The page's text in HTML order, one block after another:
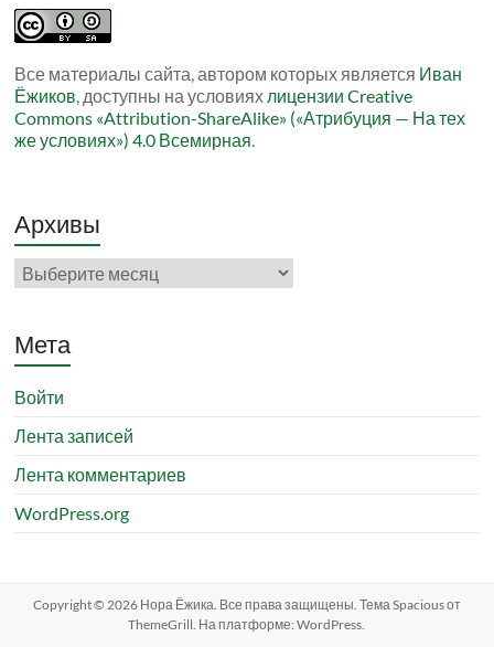
Все материалы сайта, автором которых является Иван
Ёжиков, доступны на условиях лицензии Creative
Commons «Attribution-ShareAlike» («Атрибуция — На тех
же условиях») 4.0 Всемирная.
Архивы
Архивы
Мета
Войти
Лента записей
Лента комментариев
WordPress.org
Copyright © 2026 Нора Ёжика. Все права защищены. ТемаSpaciousот
ThemeGrill. На платформе:WordPress.